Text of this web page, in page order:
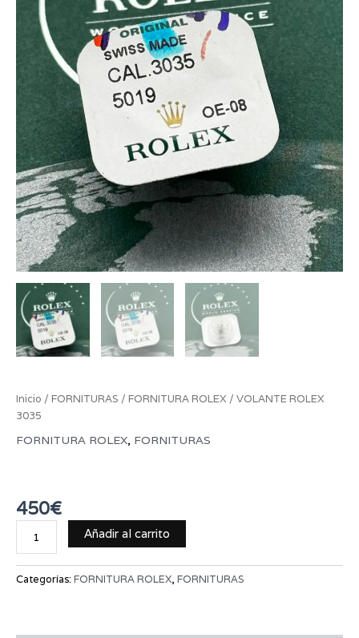
Inicio / FORNITURAS / FORNITURA ROLEX / VOLANTE ROLEX
3035
FORNITURA ROLEX, FORNITURAS
450€
Añadir al carrito
Categorías: FORNITURA ROLEX, FORNITURAS